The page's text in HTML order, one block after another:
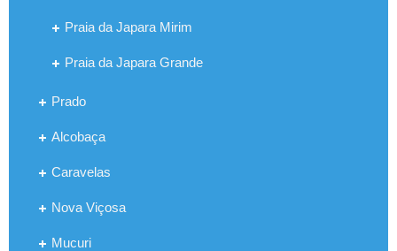
Praia da Japara Mirim
Praia da Japara Grande
Prado
Alcobaça
Caravelas
Nova Viçosa
Mucuri